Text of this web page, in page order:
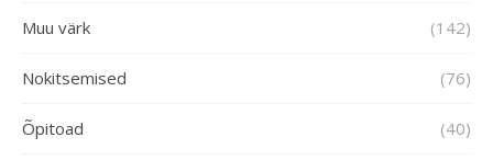
Muu värk (142)
Nokitsemised (76)
Õpitoad (40)